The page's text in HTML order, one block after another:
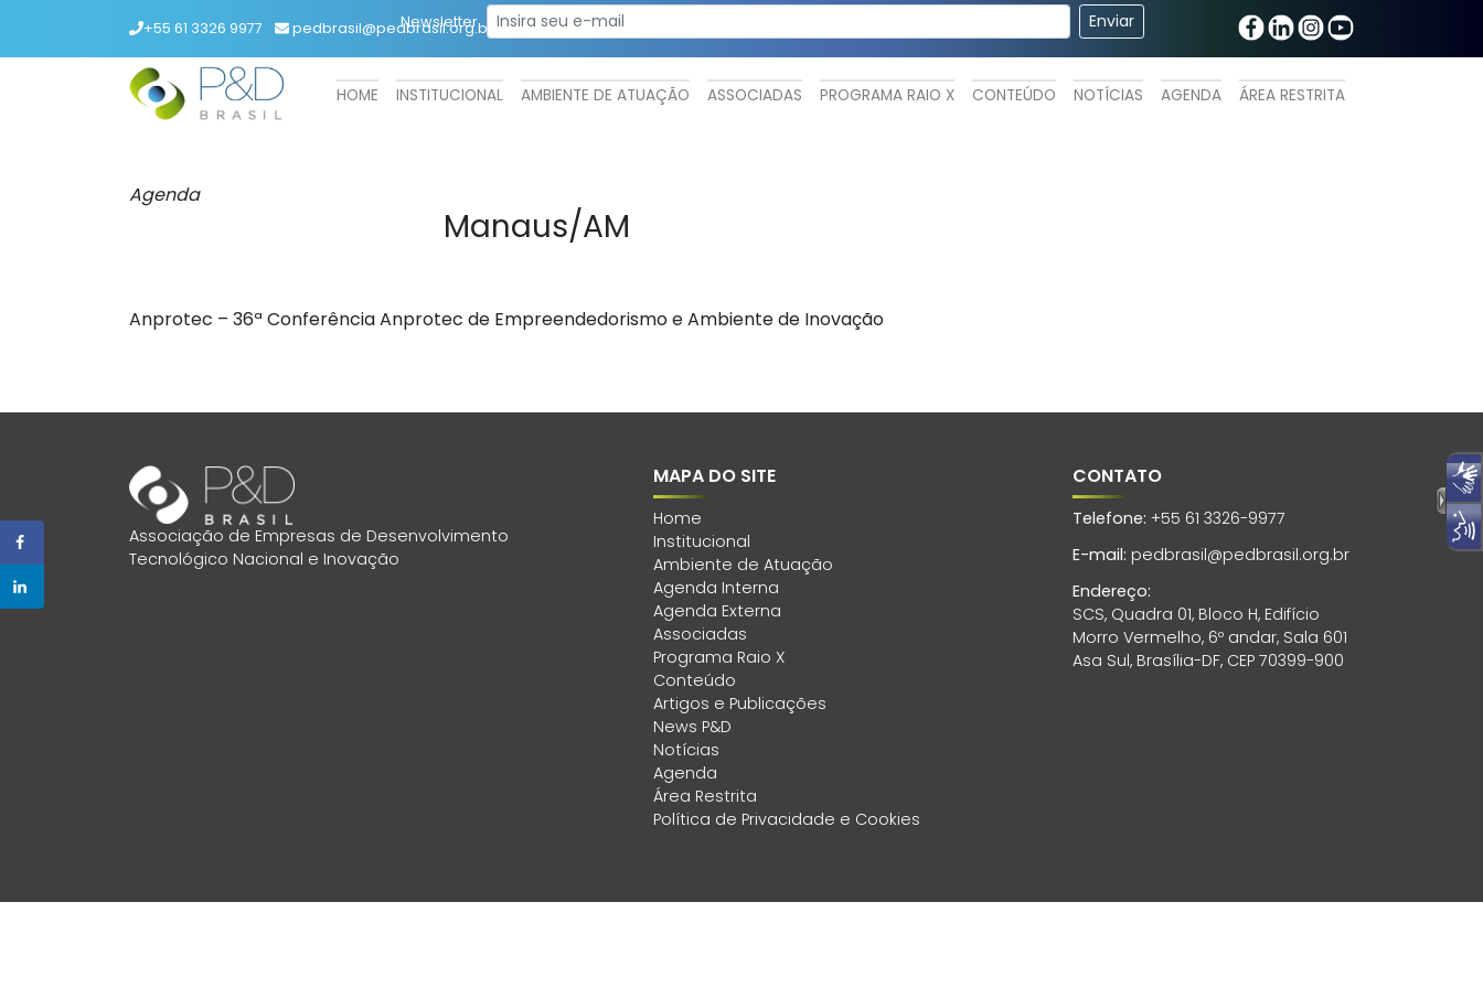
+55 61 3326 9977 pedbrasil@pedbrasil.org.br
Newsletter
HOME INSTITUCIONAL AMBIENTE DE ATUAÇÃO ASSOCIADAS PROGRAMA RAIO X CONTEÚDO NOTÍCIAS AGENDA ÁREA RESTRITA
Agenda
Manaus/AM
Anprotec – 36ª Conferência Anprotec de Empreendedorismo e Ambiente de Inovação
Associação de Empresas de Desenvolvimento
Tecnológico Nacional e Inovação
MAPA DO SITE
Home
Institucional
Ambiente de Atuação
Agenda Interna
Agenda Externa
Associadas
Programa Raio X
Conteúdo
Artigos e Publicações
News P&D
Notícias
Agenda
Área Restrita
Política de Privacidade e Cookies
CONTATO
Telefone: +55 61 3326-9977
E-mail: pedbrasil@pedbrasil.org.br
Endereço:
SCS, Quadra 01, Bloco H, Edifício
Morro Vermelho, 6º andar, Sala 601
Asa Sul, Brasília-DF, CEP 70399-900